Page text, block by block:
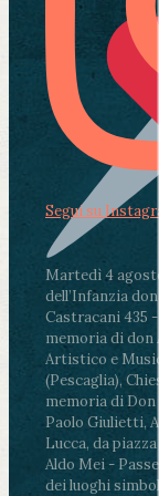
Martedì 4
dell’Infanzia
Castracani 435
memoria di don
Artistico e
(Pescaglia),
memoria di Don
Paolo Giulietti,
Lucca, da
Aldo Mei -
dei luoghi
Segui su